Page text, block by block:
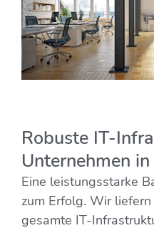
Robuste IT-
Unternehmen
Eine leistungsstarke
zum Erfolg. Wir
gesamte IT-